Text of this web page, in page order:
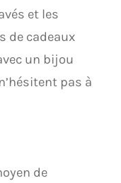
et les
de cadeaux
un bijou
pas à
de